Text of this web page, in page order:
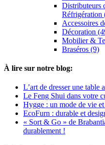
Distributeurs
Réfrigération
Accessoires
Décoration
Mobilier &
Braséros (9)
À lire sur notre blog:
L’art de dresser une table
Le Feng Shui dans votre
Hygge : un mode de vie
EcoFurn : durable et
« Sort & Go » de
durablement !